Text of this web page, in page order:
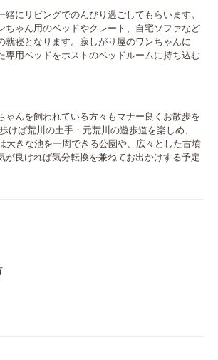
緒にリビングでのんびり過ごしてもらいます。
ちゃん用のベッドやクレート、自宅ソファなど
就寝となります。寂しがり屋のワンちゃんに
専用ベッドをホストのベッドルームに持ち込む
ゃんを飼われている方々もマナー良くお散歩を
けば荒川の土手・元荒川の遊歩道を楽しめ、
大きな池を一周できる公園や、広々とした古墳
が良ければ気分転換を兼ねてお出かけする予定